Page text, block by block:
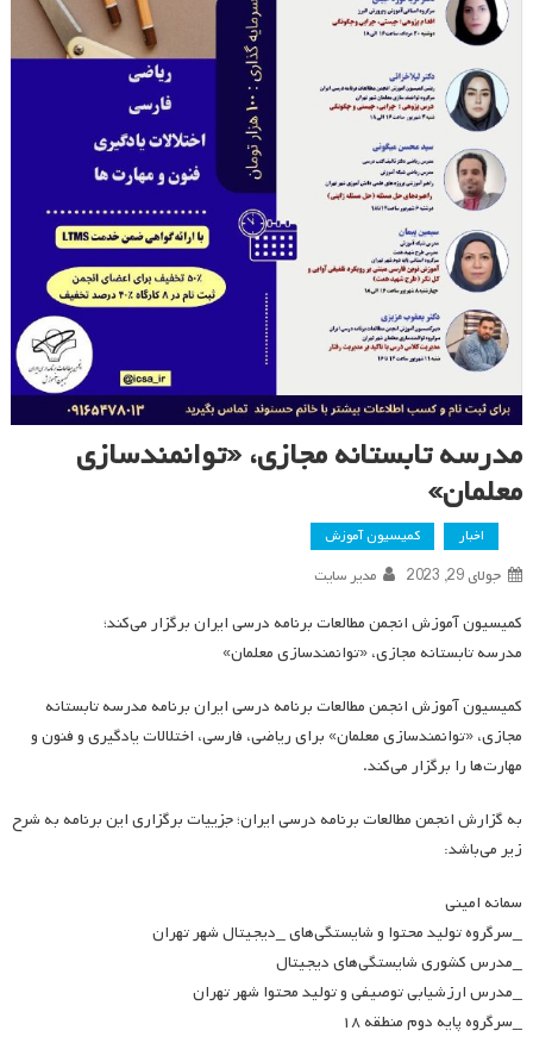
مدرسه تابستانه مجازی، «توانمندسازی
معلمان»
اخبار کمیسیون آموزش
جولای 29, 2023 مدیر سایت
کمیسیون آموزش انجمن مطالعات برنامه درسی ایران برگزار می‌کند؛
مدرسه تابستانه مجازی، «توانمندسازی معلمان»
کمیسیون آموزش انجمن مطالعات برنامه درسی ایران برنامه مدرسه تابستانه
مجازی، «توانمندسازی معلمان» برای ریاضی، فارسی، اختلالات یادگیری و فنون و
مهارت‌ها را برگزار می‌کند.
به گزارش انجمن مطالعات برنامه درسی ایران؛ جزییات برگزاری این برنامه به شرح
زیر می‌باشد:
سمانه امینی
_سرگروه تولید محتوا و شایستگی‌های _دیجیتال شهر تهران
_مدرس کشوری شایستگی‌های دیجیتال
_مدرس ارزشیابی توصیفی و تولید محتوا شهر تهران
_سرگروه پایه دوم منطقه ۱۸